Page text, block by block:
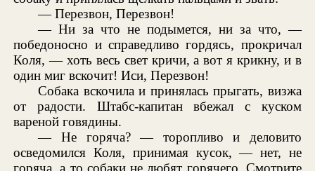
— Перезвон, Перезвон!
— Ни за что не подымется, ни за что, —
победоносно и справедливо гордясь, прокричал
Коля, — хоть весь свет кричи, а вот я крикну, и в
один миг вскочит! Иси, Перезвон!
Собака вскочила и принялась прыгать, визжа
от радости. Штабс-капитан вбежал с куском
вареной говядины.
— Не горяча? — торопливо и деловито
осведомился Коля, принимая кусок, — нет, не
горяча, а то собаки не любят горячего. Смотрите